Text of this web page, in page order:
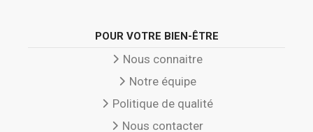
POUR VOTRE BIEN-ÊTRE
Nous connaitre
Notre équipe
Politique de qualité
Nous contacter